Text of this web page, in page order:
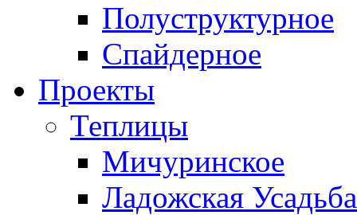
Полуструктурное
Спайдерное
Проекты
Теплицы
Мичуринское
Ладожская Усадьба